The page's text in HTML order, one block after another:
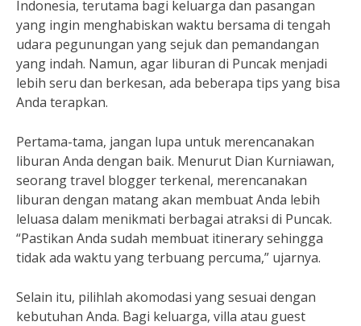
Indonesia, terutama bagi keluarga dan pasangan
yang ingin menghabiskan waktu bersama di tengah
udara pegunungan yang sejuk dan pemandangan
yang indah. Namun, agar liburan di Puncak menjadi
lebih seru dan berkesan, ada beberapa tips yang bisa
Anda terapkan.
Pertama-tama, jangan lupa untuk merencanakan
liburan Anda dengan baik. Menurut Dian Kurniawan,
seorang travel blogger terkenal, merencanakan
liburan dengan matang akan membuat Anda lebih
leluasa dalam menikmati berbagai atraksi di Puncak.
“Pastikan Anda sudah membuat itinerary sehingga
tidak ada waktu yang terbuang percuma,” ujarnya.
Selain itu, pilihlah akomodasi yang sesuai dengan
kebutuhan Anda. Bagi keluarga, villa atau guest